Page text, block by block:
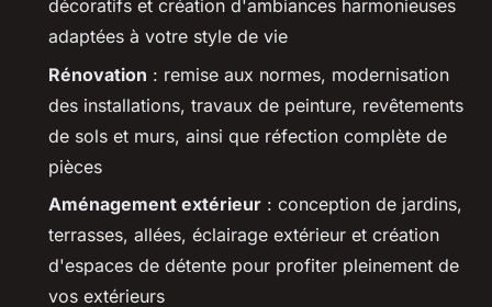
décoratifs et création d'ambiances harmonieuses
adaptées à votre style de vie
Rénovation : remise aux normes, modernisation
des installations, travaux de peinture, revêtements
de sols et murs, ainsi que réfection complète de
pièces
Aménagement extérieur : conception de jardins,
terrasses, allées, éclairage extérieur et création
d'espaces de détente pour profiter pleinement de
vos extérieurs